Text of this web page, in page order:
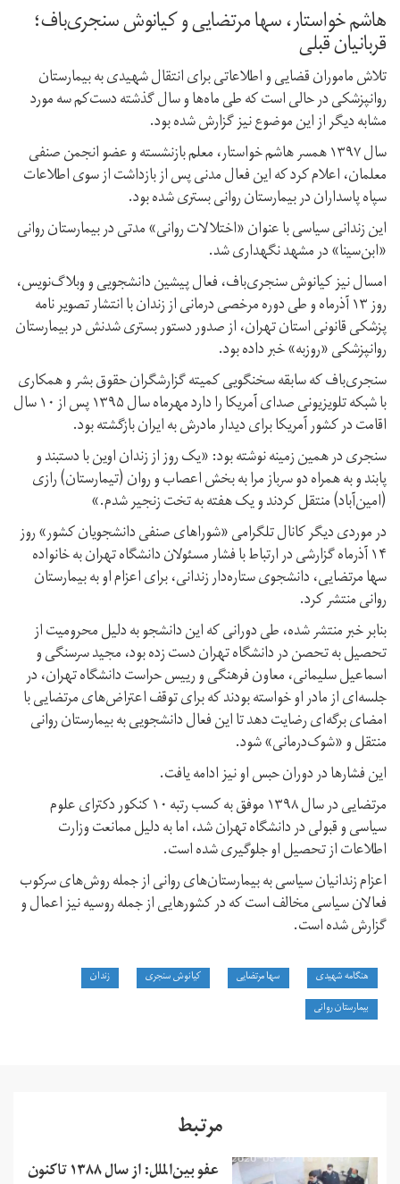
هاشم خواستار، سها مرتضایی و کیانوش سنجری‌باف؛
قربانیان قبلی
تلاش ماموران قضایی و اطلاعاتی برای انتقال شهیدی به بیمارستان
روانپزشکی در حالی است که طی ماه‌ها و سال گذشته دست‌کم سه مورد
مشابه دیگر از این موضوع نیز گزارش شده بود.
سال ۱۳۹۷ همسر هاشم خواستار، معلم بازنشسته و عضو انجمن صنفی
معلمان، اعلام کرد که این فعال مدنی پس از بازداشت از سوی اطلاعات
سپاه پاسداران در بیمارستان روانی بستری شده بود.
این زندانی سیاسی با عنوان «اختلالات روانی» مدتی در بیمارستان روانی
«ابن‌سینا» در مشهد نگهداری شد.
امسال نیز کیانوش سنجری‌باف،‌ فعال پیشین دانشجویی و وبلاگ‌نویس،
روز ۱۳ آذرماه و طی دوره مرخصی درمانی از زندان با انتشار تصویر نامه
پزشکی قانونی استان تهران،‌ از صدور دستور بستری شدنش در بیمارستان
روانپزشکی «روزبه» خبر داده بود.
سنجری‌باف که سابقه سخنگویی کمیته گزارشگران حقوق بشر و همکاری
با شبکه تلویزیونی صدای آمریکا را دارد مهرماه سال ۱۳۹۵ پس از ۱۰ سال
اقامت در کشور آمریکا برای دیدار مادرش به ایران بازگشته بود.
سنجری در همین زمینه نوشته بود: «یک روز از زندان اوین با دستبند و
پابند و به همراه دو سرباز مرا به بخش اعصاب و روان (تیمارستان) رازی
(امین‌آباد) منتقل کردند و یک هفته به تخت زنجیر شدم.»
در موردی دیگر کانال تلگرامی «شوراهای صنفی دانشجویان کشور» روز
۱۴ آذرماه گزارشی در ارتباط با فشار مسئولان دانشگاه تهران به خانواده
سها مرتضایی، دانشجوی ستاره‌دار زندانی، برای اعزام او به بیمارستان
روانی منتشر کرد.
بنابر خبر منتشر شده،‌ طی دورانی که این دانشجو به دلیل محرومیت از
تحصیل به تحصن در دانشگاه تهران دست زده بود، مجید سرسنگی و
اسماعیل سلیمانی، معاون فرهنگی و رییس حراست دانشگاه تهران، در
جلسه‌ای از مادر او خواسته‌ بودند که برای توقف اعتراض‌های مرتضایی با
امضای برگه‌ای رضایت دهد تا این فعال دانشجویی به بیمارستان روانی
منتقل و «شوک‌درمانی» شود.
این فشارها در دوران حبس او نیز ادامه یافت.
مرتضایی در سال ۱۳۹۸ موفق به کسب رتبه ۱۰ کنکور دکترای علوم
سیاسی و قبولی در دانشگاه تهران شد، اما به دلیل ممانعت وزارت
اطلاعات از تحصیل او جلوگیری شده است.
اعزام زندانیان سیاسی به بیمارستان‌های روانی از جمله روش‌های سرکوب
فعالان سیاسی مخالف است که در کشورهایی از جمله روسیه نیز اعمال و
گزارش شده است.
هنگامه شهیدی سها مرتضایی کیانوش سنجری
زندان
بیمارستان روانی
مرتبط
عفو بین‌الملل: از سال ۱۳۸۸ تاکنون